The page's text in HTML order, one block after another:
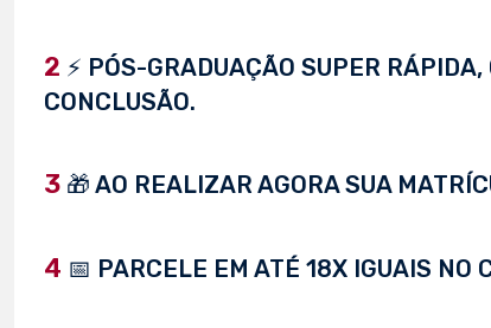
2 ⚡ PÓS-GRADUAÇÃO SUPER
CONCLUSÃO.
3 🎁 AO REALIZAR AGORA SUA
4 📅 PARCELE EM ATÉ 18X IGUAIS NO